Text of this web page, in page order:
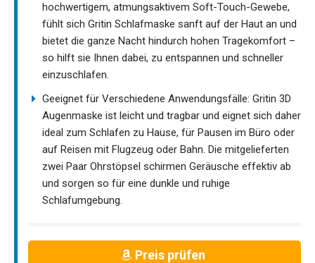
hochwertigem, atmungsaktivem Soft-Touch-Gewebe,
fühlt sich Gritin Schlafmaske sanft auf der Haut an und
bietet die ganze Nacht hindurch hohen Tragekomfort –
so hilft sie Ihnen dabei, zu entspannen und schneller
einzuschlafen.
Geeignet für Verschiedene Anwendungsfälle: Gritin 3D
Augenmaske ist leicht und tragbar und eignet sich daher
ideal zum Schlafen zu Hause, für Pausen im Büro oder
auf Reisen mit Flugzeug oder Bahn. Die mitgelieferten
zwei Paar Ohrstöpsel schirmen Geräusche effektiv ab
und sorgen so für eine dunkle und ruhige
Schlafumgebung.
Preis prüfen